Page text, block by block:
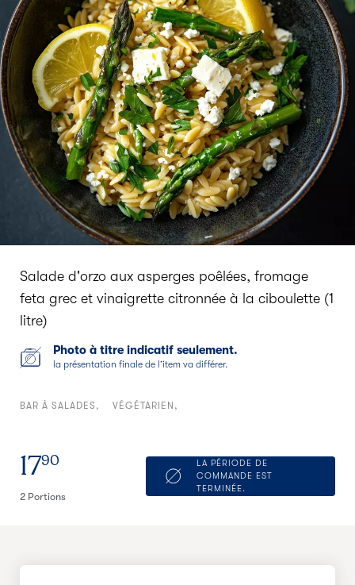
Salade d'orzo aux asperges poêlées, fromage
feta grec et vinaigrette citronnée à la ciboulette (1
litre)
Photo à titre indicatif seulement.
la présentation finale de l’item va différer.
BAR À SALADES VÉGÉTARIEN
1790
2 Portions
LA PÉRIODE DE
COMMANDE EST
TERMINÉE.